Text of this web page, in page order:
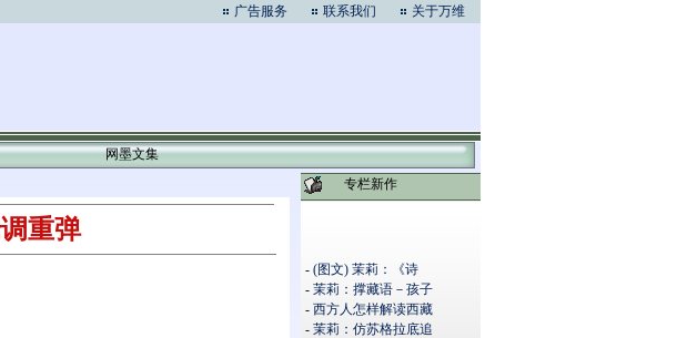
广告服务 联系我们 关于万维
网墨文集
专栏新作
- (图文) 茉莉：《诗
- 茉莉：撑藏语－孩子
- 西方人怎样解读西藏
- 茉莉：仿苏格拉底追
重弹